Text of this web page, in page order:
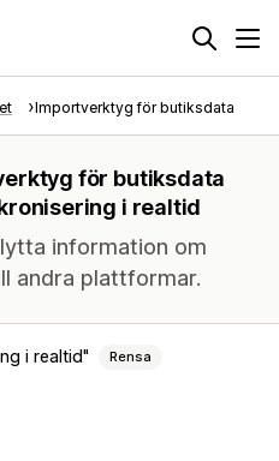
Importverktyg för butiksdata
för butiksdata
i realtid
information om
andra plattformar.
i realtid Rensa